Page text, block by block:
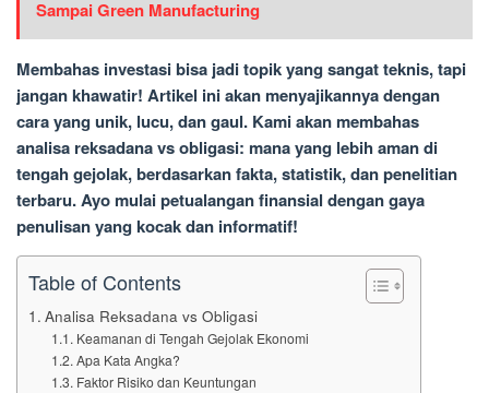
Sampai Green Manufacturing
Membahas investasi bisa jadi topik yang sangat teknis, tapi
jangan khawatir! Artikel ini akan menyajikannya dengan
cara yang unik, lucu, dan gaul. Kami akan membahas
analisa reksadana vs obligasi: mana yang lebih aman di
tengah gejolak, berdasarkan fakta, statistik, dan penelitian
terbaru. Ayo mulai petualangan finansial dengan gaya
penulisan yang kocak dan informatif!
Table of Contents
Analisa Reksadana vs Obligasi
Keamanan di Tengah Gejolak Ekonomi
Apa Kata Angka?
Faktor Risiko dan Keuntungan